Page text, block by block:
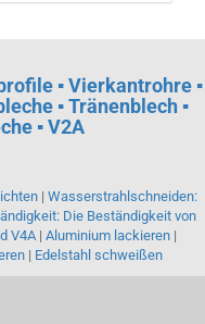
▪ Vierkantrohre ▪
▪ Tränenblech ▪
▪ V2A
| Wasserstrahlschneiden:
Die Beständigkeit von
V4A | Aluminium lackieren |
| Edelstahl schweißen